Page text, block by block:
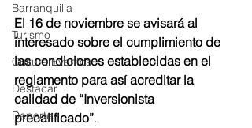
Barranquilla
Turismo
Cultura Eventos
Destacar
Deportes
El 16 de noviembre se avisará al
interesado sobre el cumplimiento de
las condiciones establecidas en el
reglamento para así acreditar la
calidad de “Inversionista
precalificado”.